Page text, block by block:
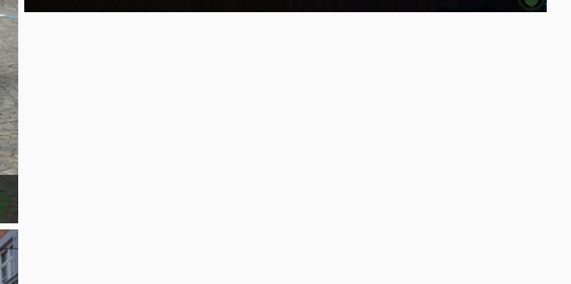
7. September 2016